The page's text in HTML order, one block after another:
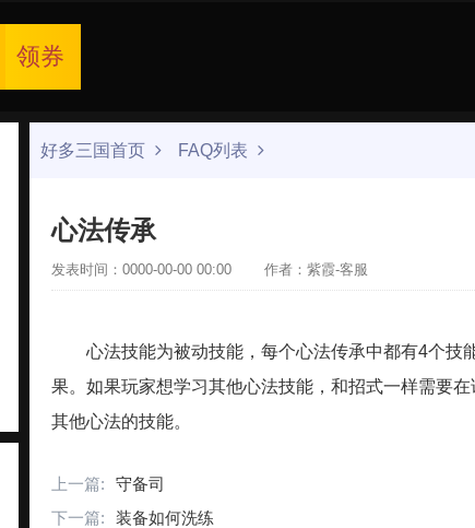
领券
好多三国首页 FAQ列表
心法传承
发表时间：0000-00-00 00:00 作者：紫霞-客服
心法技能为被动技能，每个心法传承中都有4个技
果。如果玩家想学习其他心法技能，和招式一样需要
其他心法的技能。
上一篇:
守备司
下一篇:
装备如何洗练